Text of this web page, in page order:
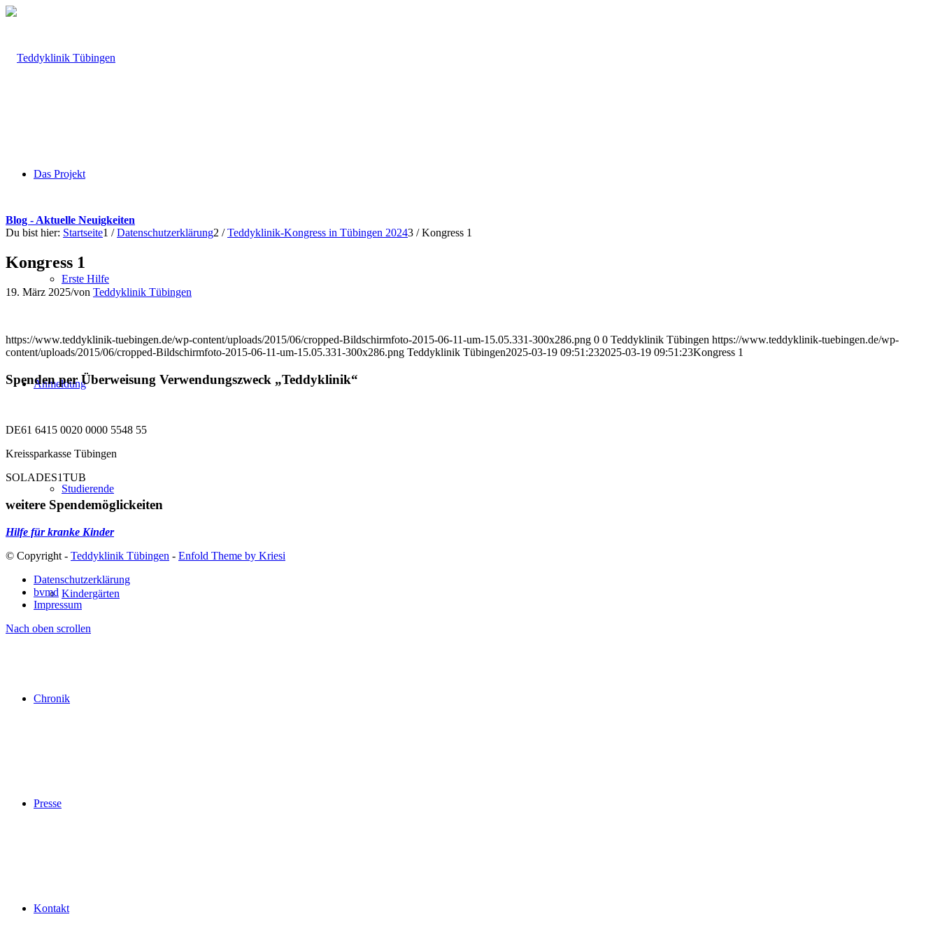
Das Projekt
Erste Hilfe
Anmeldung
Studierende
Kindergärten
Chronik
Presse
Kontakt
Blog - Aktuelle Neuigkeiten
Du bist hier: Startseite1 / Datenschutzerklärung2 / Teddyklinik-Kongress in Tübingen 20243 / Kongress 1
Kongress 1
19. März 2025/von Teddyklinik Tübingen
https://www.teddyklinik-tuebingen.de/wp-content/uploads/2015/06/cropped-Bildschirmfoto-2015-06-11-um-15.05.331-300x286.png 0 0 Teddyklinik Tübingen https://www.teddyklinik-tuebingen.de/wp-
content/uploads/2015/06/cropped-Bildschirmfoto-2015-06-11-um-15.05.331-300x286.png Teddyklinik Tübingen2025-03-19 09:51:232025-03-19 09:51:23Kongress 1
Spenden per Überweisung Verwendungszweck „Teddyklinik“
DE61 6415 0020 0000 5548 55
Kreissparkasse Tübingen
SOLADES1TUB
weitere Spendemöglickeiten
Hilfe für kranke Kinder
© Copyright - Teddyklinik Tübingen - Enfold Theme by Kriesi
Datenschutzerklärung
bvmd
Impressum
Nach oben scrollen